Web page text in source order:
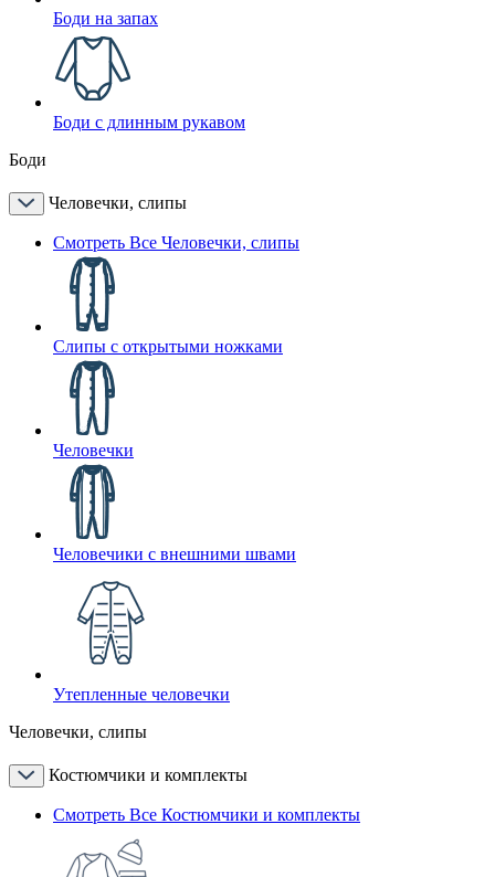
Боди на запах
Боди с длинным рукавом
Боди
Человечки, слипы
Смотреть Все Человечки, слипы
Слипы с открытыми ножками
Человечки
Человечики с внешними швами
Утепленные человечки
Человечки, слипы
Костюмчики и комплекты
Смотреть Все Костюмчики и комплекты